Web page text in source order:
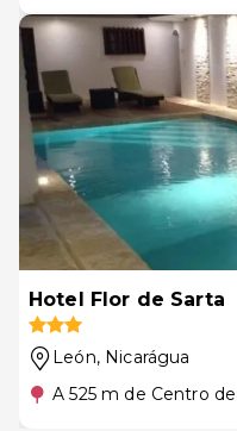
Hotel Flor de Sarta
León, Nicarágua
A 525 m de Centro